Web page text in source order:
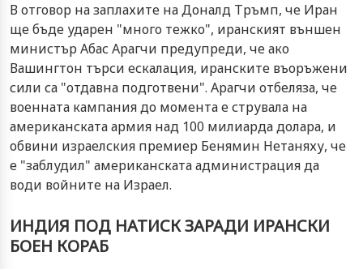
В отговор на заплахите на Доналд Тръмп, че Иран
ще бъде ударен "много тежко", иранският външен
министър Абас Арагчи предупреди, че ако
Вашингтон търси ескалация, иранските въоръжени
сили са "отдавна подготвени". Арагчи отбеляза, че
военната кампания до момента е струвала на
американската армия над 100 милиарда долара, и
обвини израелския премиер Бенямин Нетаняху, че
е "заблудил" американската администрация да
води войните на Израел.
ИНДИЯ ПОД НАТИСК ЗАРАДИ ИРАНСКИ
БОЕН КОРАБ